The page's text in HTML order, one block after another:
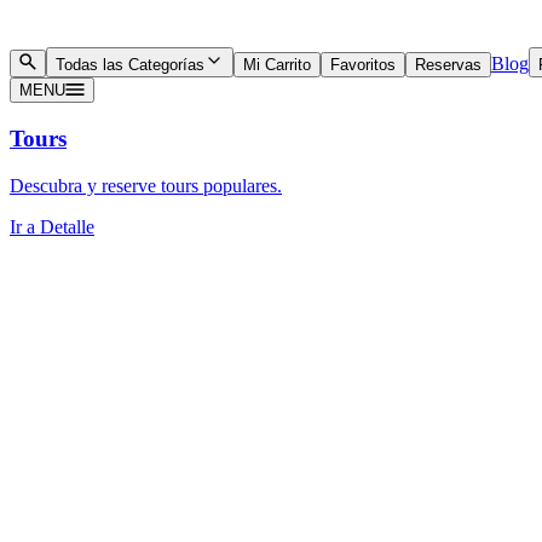
Todas las Categorías Mi Carrito Favoritos Reservas Blog
MENU
Tours
Descubra y reserve tours populares.
Ir a Detalle